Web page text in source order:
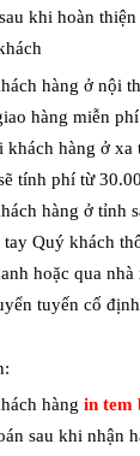
khi hoàn
hàng ở nội
hàng miễn
khách hàng ở xa
tính phí từ
hàng ở tỉnh
tay Quý khách
hoặc qua
tuyến cố
hàng in tem
sau khi nhận